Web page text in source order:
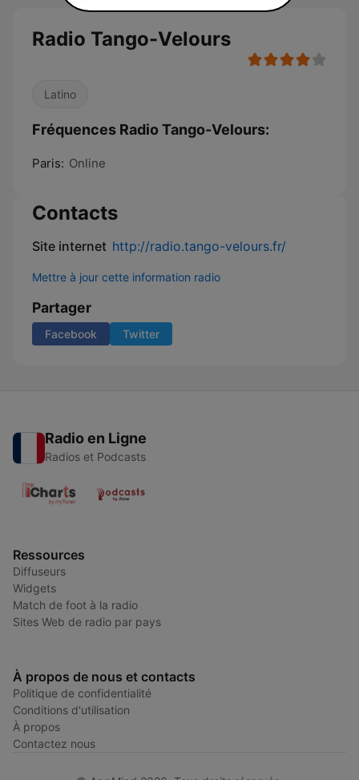
Radio Tango-Velours
Latino
Fréquences Radio Tango-Velours:
Paris: Online
Contacts
Site internet http://radio.tango-velours.fr/
Mettre à jour cette information radio
Partager
Facebook Twitter
Radio en Ligne
Radios et Podcasts
Ressources
Diffuseurs
Widgets
Match de foot à la radio
Sites Web de radio par pays
À propos de nous et contacts
Politique de confidentialité
Conditions d'utilisation
À propos
Contactez nous